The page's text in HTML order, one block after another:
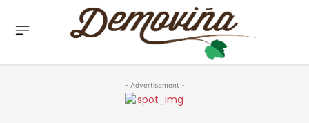
- Advertisement -